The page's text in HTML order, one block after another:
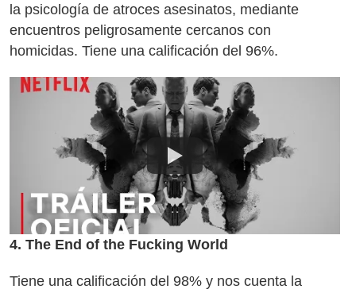
la psicología de atroces asesinatos, mediante
encuentros peligrosamente cercanos con
homicidas. Tiene una calificación del 96%.
4. The End of the Fucking World
Tiene una calificación del 98% y nos cuenta la